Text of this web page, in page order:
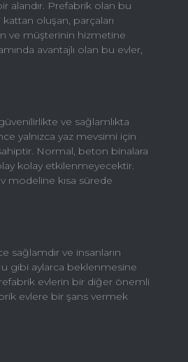
alandır. Prefabrik olan bu
oluşan, parçaları
ve müşterinin hizmetine
avantajlı olan bu evler,
ve sağlamlıkta
yalnızca yaz mevsimi için
Normal, beton binalara
kolay etkilenmeyecektir.
modeline kısa sürede
sağlamdır ve insanların
gibi aylarca beklenmesine
evlerin bir diğer önemli
evlere bir şans vermek